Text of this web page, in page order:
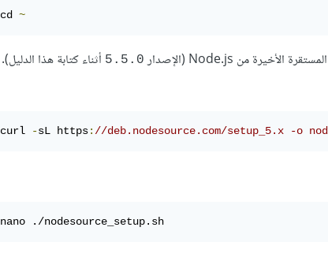
cd ~
5.5.0 أثناء كتابة هذا الدليل).
curl -sL https: //deb.nodesource.com/setup_5.x -o
nano ./nodesource_setup.sh